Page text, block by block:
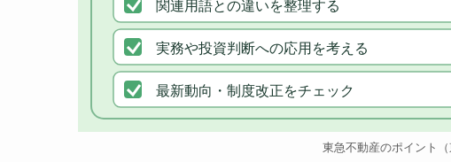
関連用語との違いを整理する
実務や投資判断への応用を考える
最新動向・制度改正をチェック
東急不動産のポイント